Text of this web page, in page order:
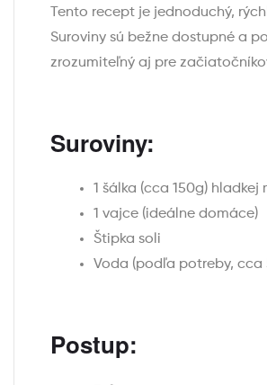
Tento recept je jednoduchý,
Suroviny sú bežne dostupné a
zrozumiteľný aj pre
Suroviny:
1 šálka (cca 150g) hladkej
1 vajce (ideálne domáce)
Štipka soli
Voda (podľa potreby, cca
Postup: